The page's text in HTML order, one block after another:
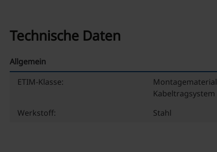
Technische Daten
Allgemein
ETIM-Klasse:
Kabeltragsystem
Werkstoff:
Stahl